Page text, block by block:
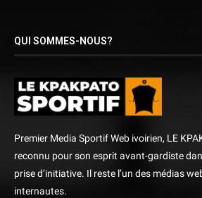
QUI SOMMES-NOUS?
Premier Media Sportif Web ivoirien, LE
reconnu pour son esprit avant-gardiste
prise d’initiative. Il reste l’un des médias
internautes.